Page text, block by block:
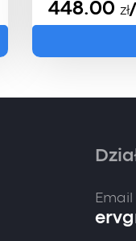
448.00 zł
Email